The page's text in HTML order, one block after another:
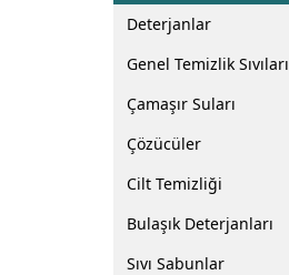
Deterjanlar
Genel Temizlik Sıvıları
Çamaşır Suları
Çözücüler
Cilt Temizliği
Bulaşık Deterjanları
Sıvı Sabunlar